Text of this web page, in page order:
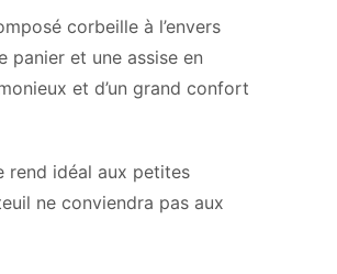
corbeille à l’envers
et une assise en
et d’un grand confort
rend idéal aux petites
ne conviendra pas aux